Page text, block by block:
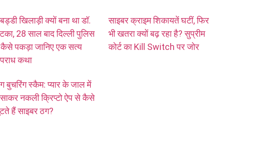
खिलाड़ी क्यों बना था डॉ.
28 साल बाद दिल्ली पुलिस
पकड़ा जानिए एक सत्य
कथा
साइबर क्राइम शिकायतें घटीं, फिर
भी खतरा क्यों बढ़ रहा है? सुप्रीम
कोर्ट का Kill Switch पर जोर
बुचरिंग स्कैम: प्यार के जाल में
नकली क्रिप्टो ऐप से कैसे
हैं साइबर ठग?